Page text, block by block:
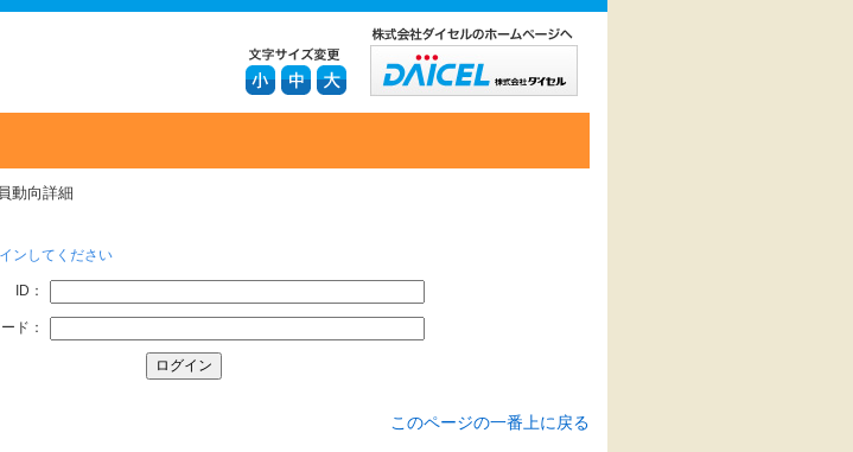
動向詳細
ンしてください
ID：
ド：
このページの一番上に戻る